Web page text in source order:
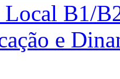
Local B1/
e